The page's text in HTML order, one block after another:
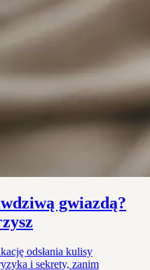
gwiazdą?
odsłania kulisy
i sekrety, zanim